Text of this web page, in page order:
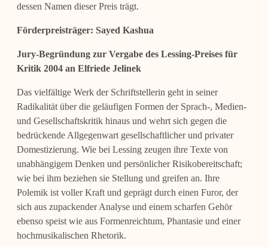
dessen Namen dieser Preis trägt.
Förderpreisträger: Sayed Kashua
Jury-Begründung zur Vergabe des Lessing-Preises für
Kritik 2004 an Elfriede Jelinek
Das vielfältige Werk der Schriftstellerin geht in seiner
Radikalität über die geläufigen Formen der Sprach-, Medien-
und Gesellschaftskritik hinaus und wehrt sich gegen die
bedrückende Allgegenwart gesellschaftlicher und privater
Domestizierung. Wie bei Lessing zeugen ihre Texte von
unabhängigem Denken und persönlicher Risikobereitschaft;
wie bei ihm beziehen sie Stellung und greifen an. Ihre
Polemik ist voller Kraft und geprägt durch einen Furor, der
sich aus zupackender Analyse und einem scharfen Gehör
ebenso speist wie aus Formenreichtum, Phantasie und einer
hochmusikalischen Rhetorik.